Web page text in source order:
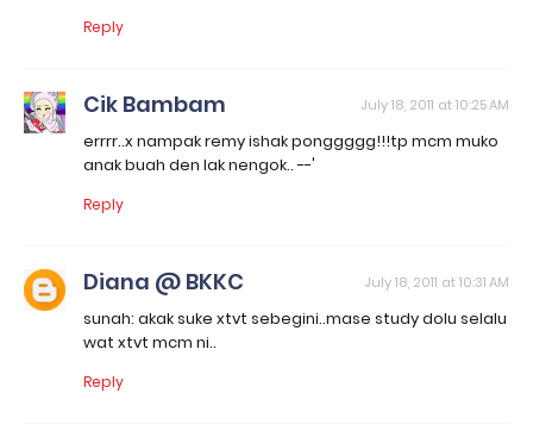
Reply
Cik Bambam July 18, 2011 at 10:25 AM
errrr..x nampak remy ishak ponggggg!!!tp mcm muko
anak buah den lak nengok.. --'
Reply
Diana @ BKKC July 18, 2011 at 10:31 AM
sunah: akak suke xtvt sebegini..mase study dolu selalu
wat xtvt mcm ni..
Reply